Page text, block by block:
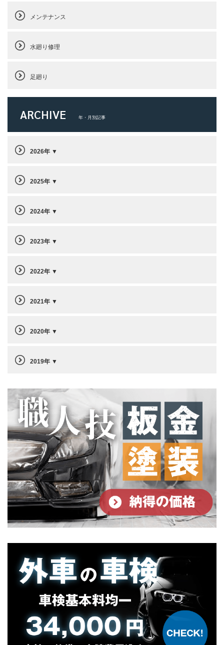
メンテナンス
水廻り修理
足廻り
ARCHIVE 年・月別記事
2026年
2025年
2024年
2023年
2022年
2021年
2020年
2019年